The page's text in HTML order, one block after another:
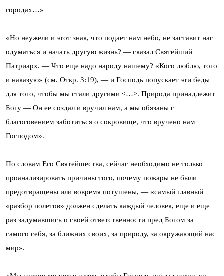
городах…»
«Но неужели и этот знак, что подает нам небо, не заставит нас
одуматься и начать другую жизнь? — сказал Святейший
Патриарх. — Что еще надо народу нашему? «Кого люблю, того
и наказую» (см. Откр. 3:19), — и Господь попускает эти беды
для того, чтобы мы стали другими <…>. Природа принадлежит
Богу — Он ее создал и вручил нам, а мы обязаны с
благоговением заботиться о сокровище, что вручено нам
Господом».
По словам Его Святейшества, сейчас необходимо не только
проанализировать причины того, почему пожары не были
предотвращены или вовремя потушены, — «самый главный
«разбор полетов» должен сделать каждый человек, еще и еще
раз задумавшись о своей ответственности пред Богом за
самого себя, за ближних своих, за природу, за окружающий нас
мир».